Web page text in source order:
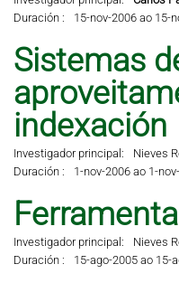
Duración :
15-nov-2006 ao 15-
Sistemas
indexación
Investigador principal:
Nieves
Duración :
1-nov-2006 ao 1-
Investigador principal:
Nieves
Duración :
15-ago-2005 ao 15-